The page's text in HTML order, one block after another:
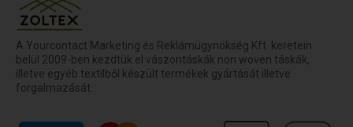
A Yourcontact Marketing és Reklámügynökség Kft. keretein
belül 2009-ben kezdtük el vászontáskák non woven táskák,
illetve egyéb textilből készült termékek gyártását illetve
forgalmazását.